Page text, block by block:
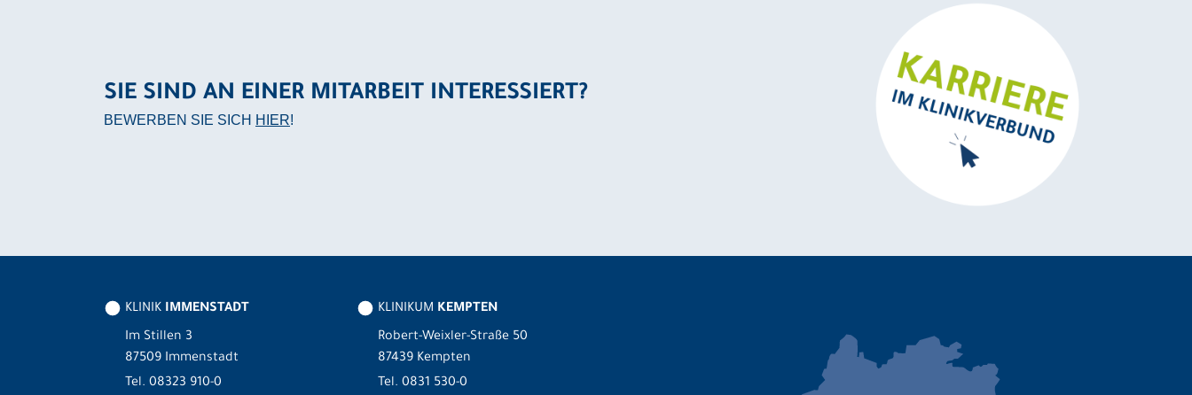
SIE SIND AN EINER MITARBEIT INTERESSIERT?
BEWERBEN SIE SICH HIER!
KLINIK IMMENSTADT
Im Stillen 3
87509 Immenstadt
Tel. 08323 910-0
KLINIKUM KEMPTEN
Robert-Weixler-Straße 50
87439 Kempten
Tel. 0831 530-0